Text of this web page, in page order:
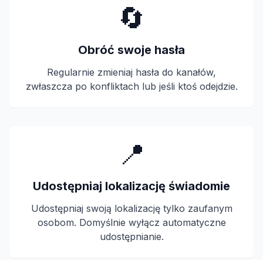
🔄
Obróć swoje hasła
Regularnie zmieniaj hasła do kanałów,
zwłaszcza po konfliktach lub jeśli ktoś odejdzie.
📍
Udostępniaj lokalizację świadomie
Udostępniaj swoją lokalizację tylko zaufanym
osobom. Domyślnie wyłącz automatyczne
udostępnianie.